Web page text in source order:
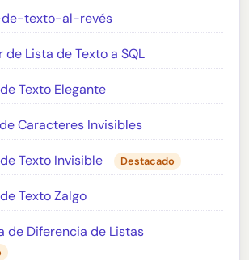
texto-al-revés
Lista de Texto a SQL
Texto Elegante
Caracteres Invisibles
Texto Invisible Destacado
Texto Zalgo
de Diferencia de Listas